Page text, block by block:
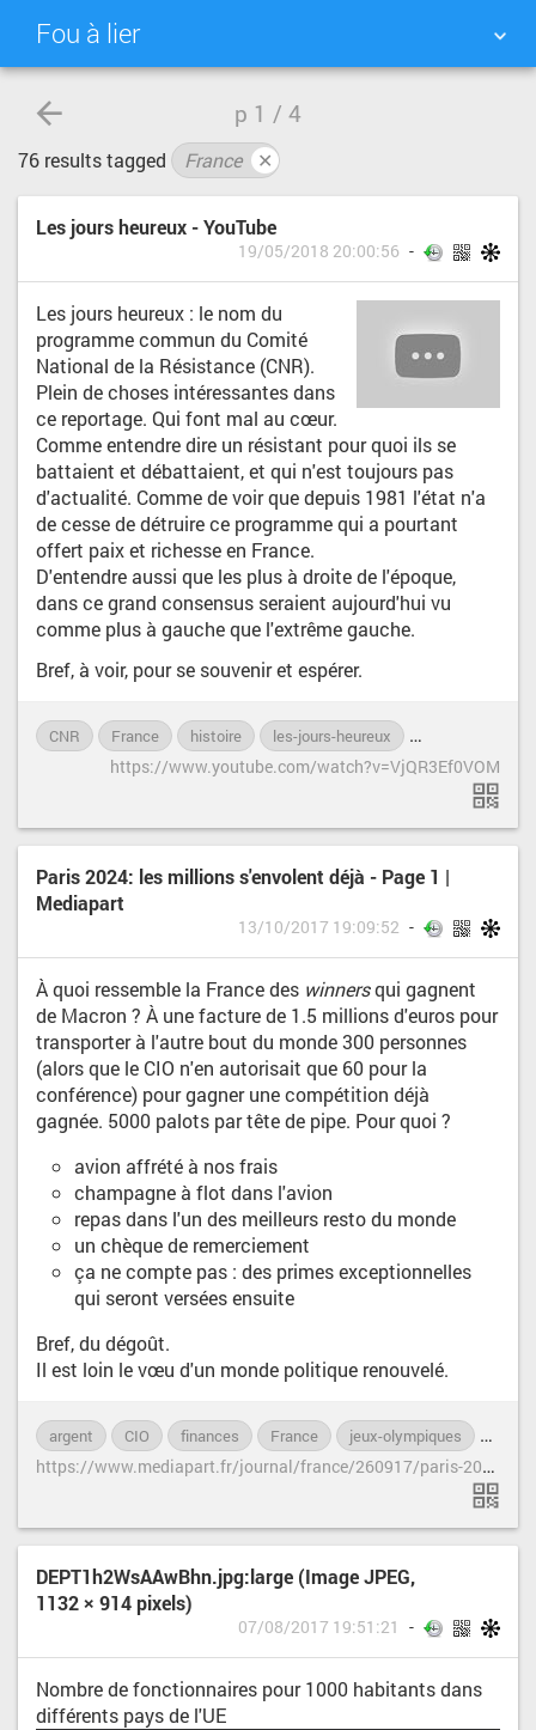
Fou à lier
QUOTIDIEN
p 1 / 4
76 results tagged France ✕
Les jours heureux - YouTube
19/05/2018 20:00:56
Les jours heureux : le nom du
programme commun du Comité
National de la Résistance (CNR).
Plein de choses intéressantes dans
ce reportage. Qui font mal au cœur.
Comme entendre dire un résistant pour quoi ils se
battaient et débattaient, et qui n'est toujours pas
d'actualité. Comme de voir que depuis 1981 l'état n'a
de cesse de détruire ce programme qui a pourtant
offert paix et richesse en France.
D'entendre aussi que les plus à droite de l'époque,
dans ce grand consensus seraient aujourd'hui vu
comme plus à gauche que l'extrême gauche.
Bref, à voir, pour se souvenir et espérer.
CNR France histoire les-jours-heureux
https://www.youtube.com/watch?v=VjQR3Ef0VOM
Paris 2024: les millions s'envolent déjà - Page 1 |
Mediapart
13/10/2017 19:09:52
À quoi ressemble la France des winnersqui gagnent
de Macron ? À une facture de 1.5 millions d'euros pour
transporter à l'autre bout du monde 300 personnes
(alors que le CIO n'en autorisait que 60 pour la
conférence) pour gagner une compétition déjà
gagnée. 5000 palots par tête de pipe. Pour quoi ?
avion affrété à nos frais
champagne à flot dans l'avion
repas dans l'un des meilleurs resto du monde
un chèque de remerciement
ça ne compte pas : des primes exceptionnelles
qui seront versées ensuite
Bref, du dégoût.
Il est loin le vœu d'un monde politique renouvelé.
argent CIO finances France jeux-olympiques
h
ttps://www.mediapart.fr/journal/france/260917/paris-2024-les-millions-senvolent-deja
DEPT1h2WsAAwBhn.jpg:large (Image JPEG,
1132 × 914 pixels)
07/08/2017 19:51:21
Nombre de fonctionnaires pour 1000 habitants dans
différents pays de l'UE